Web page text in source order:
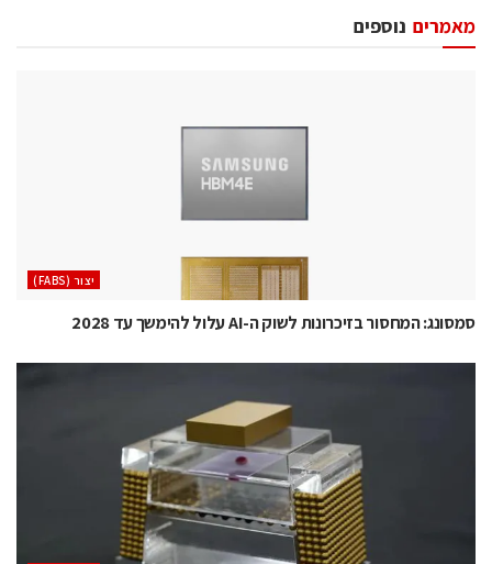
נוספים מאמרים
‫יצור (‪(FABS‬‬
סמסונג: המחסור בזיכרונות לשוק ה-AI עלול להימשך עד 2028